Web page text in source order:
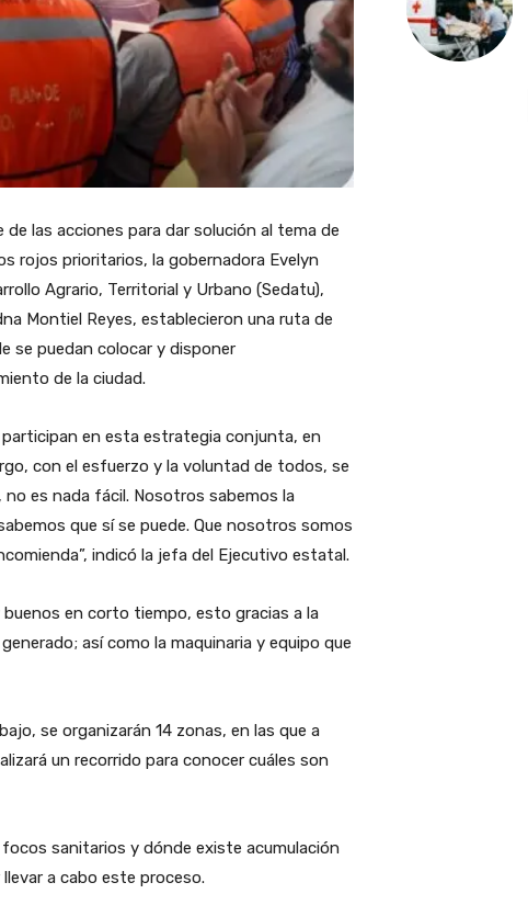
las acciones para dar solución al tema de
rojos prioritarios, la gobernadora Evelyn
Agrario, Territorial y Urbano (Sedatu),
Montiel Reyes, establecieron una ruta de
se puedan colocar y disponer
de la ciudad.
en esta estrategia conjunta, en
con el esfuerzo y la voluntad de todos, se
es nada fácil. Nosotros sabemos la
que sí se puede. Que nosotros somos
indicó la jefa del Ejecutivo estatal.
en corto tiempo, esto gracias a la
así como la maquinaria y equipo que
se organizarán 14 zonas, en las que a
un recorrido para conocer cuáles son
sanitarios y dónde existe acumulación
a cabo este proceso.